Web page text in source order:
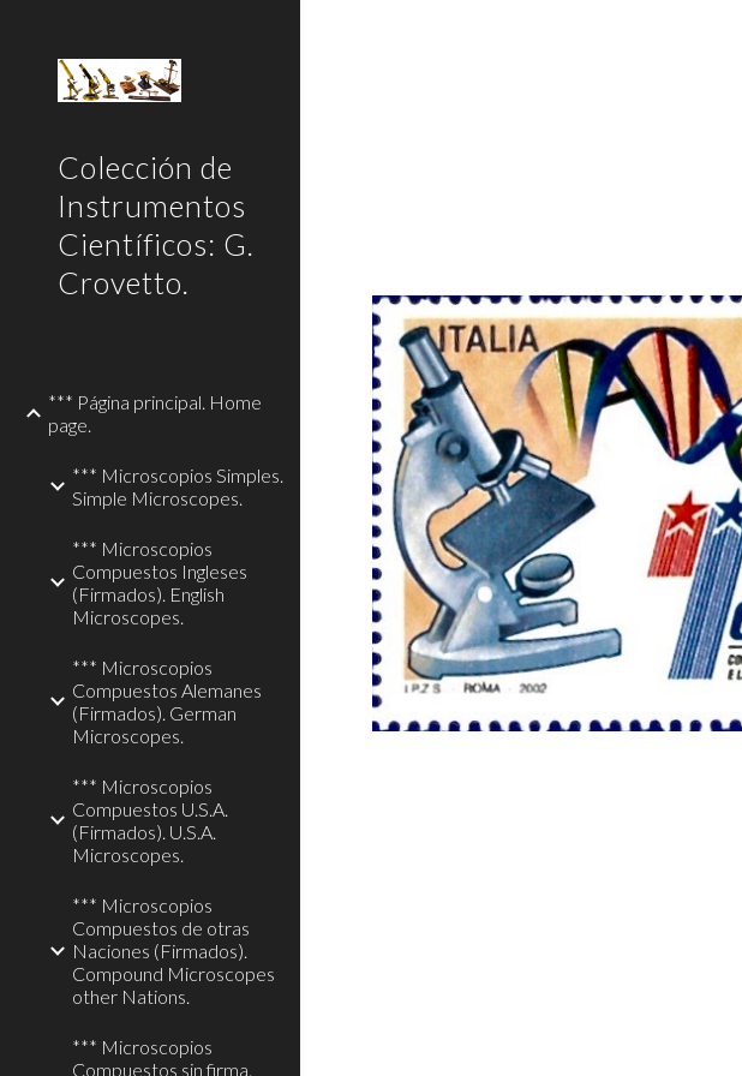
Colección de
Instrumentos
Científicos: G.
Crovetto.
*** Página principal. Home
page.
*** Microscopios Simples.
Simple Microscopes.
*** Microscopios
Compuestos Ingleses
(Firmados). English
Microscopes.
*** Microscopios
Compuestos Alemanes
(Firmados). German
Microscopes.
*** Microscopios
Compuestos U.S.A.
(Firmados). U.S.A.
Microscopes.
*** Microscopios
Compuestos de otras
Naciones (Firmados).
Compound Microscopes
other Nations.
*** Microscopios
Compuestos sin firma.